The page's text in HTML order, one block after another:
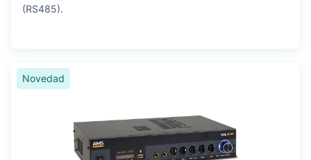
(RS485).
Novedad